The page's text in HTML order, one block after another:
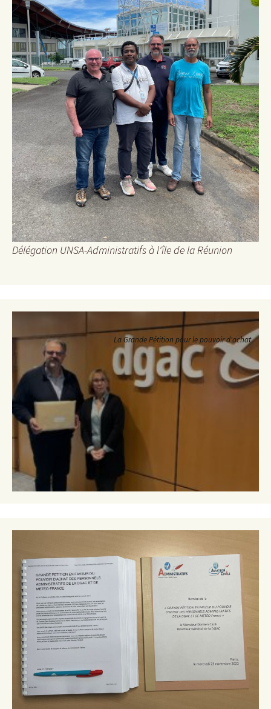
Délégation UNSA-Administratifs à l'île de la Réunion
La Grande Pétition pour le pouvoir d'achat